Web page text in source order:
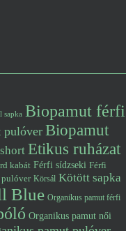
sapka Biopamut férfi
pulóverBiopamut
Etikus ruházat
kabát Férfi sídzseki Férfi
Körsál Kötött sapka
Blue Organikus pamut férfi
Organikus pamut női